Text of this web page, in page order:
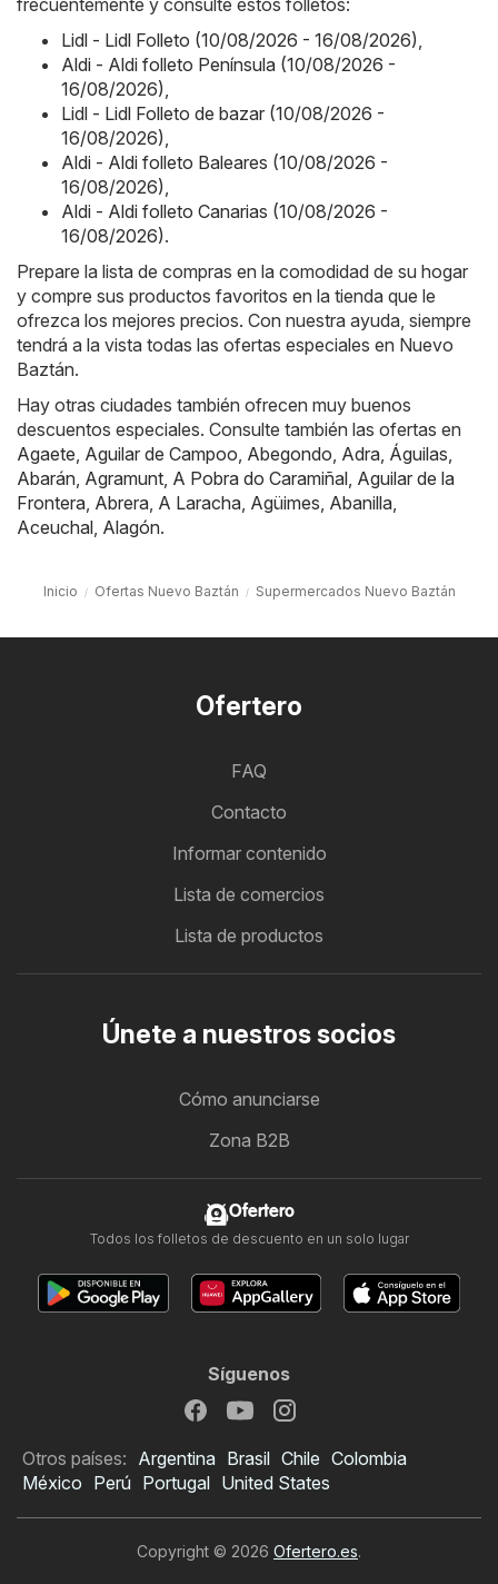
Lidl - Lidl Folleto (10/08/2026 - 16/08/2026)
Aldi - Aldi folleto Península (10/08/2026 -
16/08/2026)
Lidl - Lidl Folleto de bazar (10/08/2026 -
16/08/2026)
Aldi - Aldi folleto Baleares (10/08/2026 -
16/08/2026)
Aldi - Aldi folleto Canarias (10/08/2026 -
16/08/2026).
Prepare la lista de compras en la comodidad de su hogar
y compre sus productos favoritos en la tienda que le
ofrezca los mejores precios. Con nuestra ayuda, siempre
tendrá a la vista todas las ofertas especiales en Nuevo
Baztán.
Hay otras ciudades también ofrecen muy buenos
descuentos especiales. Consulte también las ofertas en
Agaete Aguilar de Campoo Abegondo Adra Águilas
Abarán Agramunt A Pobra do Caramiñal Aguilar de la
Frontera Abrera A Laracha Agüimes Abanilla
Aceuchal Alagón.
Inicio Ofertas Nuevo Baztán Supermercados Nuevo Baztán
Ofertero
FAQ
Contacto
Informar contenido
Lista de comercios
Lista de productos
Únete a nuestros socios
Cómo anunciarse
Zona B2B
Ofertero
Todos los folletos de descuento en un solo lugar
Síguenos
Otros países: Argentina Brasil Chile Colombia
México Perú Portugal United States
Copyright © 2026 Ofertero.es.